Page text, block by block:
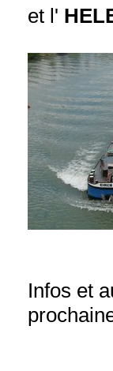
et l'
Infos et